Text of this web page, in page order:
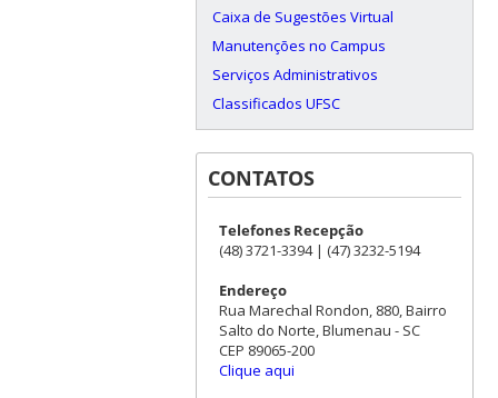
Caixa de Sugestões Virtual
Manutenções no Campus
Serviços Administrativos
Classificados UFSC
CONTATOS
Telefones Recepção
(48) 3721-3394 | (47) 3232-5194
Endereço
Rua Marechal Rondon, 880, Bairro
Salto do Norte, Blumenau - SC
CEP 89065-200
Clique aqui